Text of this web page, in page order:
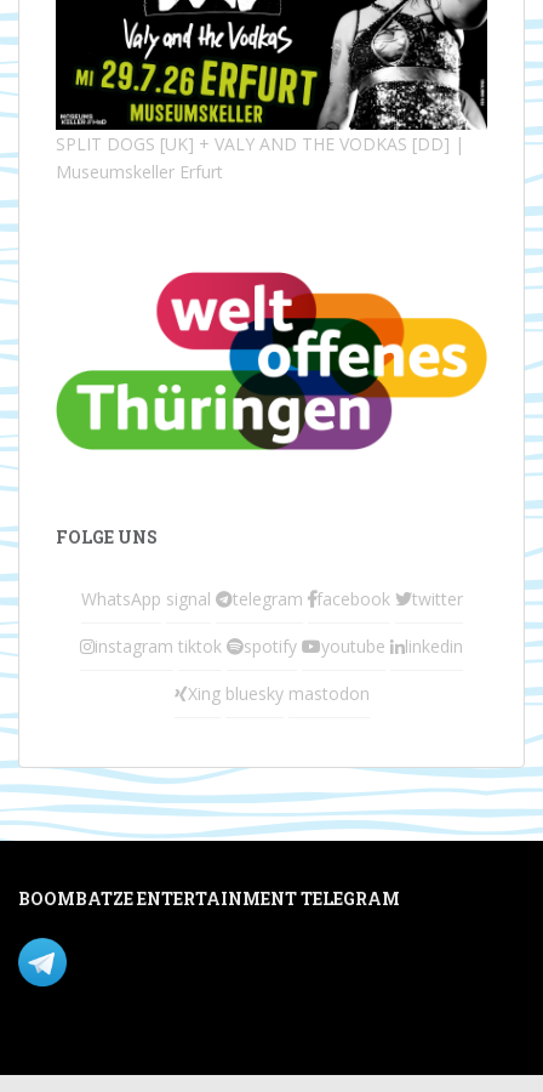
SPLIT DOGS [UK] + VALY AND THE VODKAS [DD] |
Museumskeller Erfurt
FOLGE UNS
WhatsApp signal telegram facebook twitter
instagram tiktok spotify youtube linkedin
Xing bluesky mastodon
BOOMBATZE ENTERTAINMENT TELEGRAM